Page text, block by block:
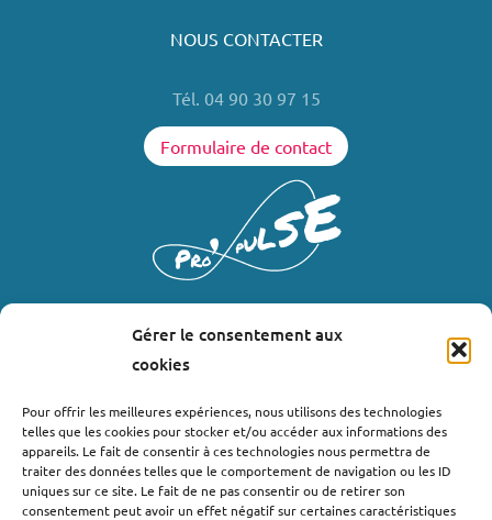
Gérer le consentement aux
cookies
Pour offrir les meilleures expériences, nous utilisons des technologies
telles que les cookies pour stocker et/ou accéder aux informations des
appareils. Le fait de consentir à ces technologies nous permettra de
traiter des données telles que le comportement de navigation ou les ID
uniques sur ce site. Le fait de ne pas consentir ou de retirer son
consentement peut avoir un effet négatif sur certaines caractéristiques
NOUS CONTACTER
Tél. 04 90 30 97 15
Formulaire de contact
Où nous trouver ?
Bollène
Nyons
Valréas